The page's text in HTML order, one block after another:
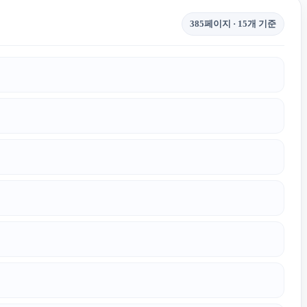
385페이지 · 15개 기준